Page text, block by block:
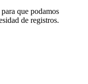
que podamos
de registros.